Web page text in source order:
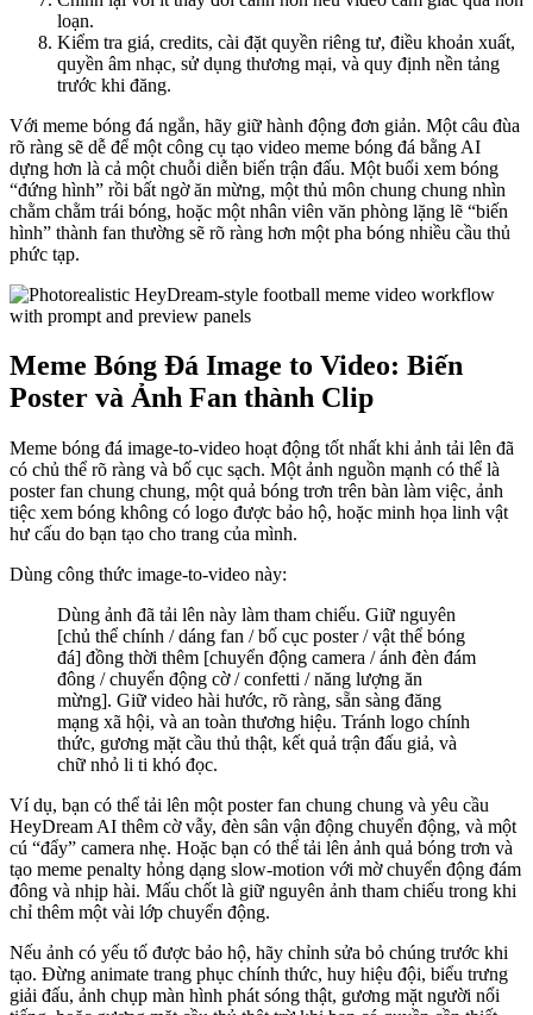
loạn.
Kiểm tra giá, credits, cài đặt quyền riêng tư, điều khoản xuất,
quyền âm nhạc, sử dụng thương mại, và quy định nền tảng
trước khi đăng.
Với meme bóng đá ngắn, hãy giữ hành động đơn giản. Một câu đùa
rõ ràng sẽ dễ để một công cụ tạo video meme bóng đá bằng AI
dựng hơn là cả một chuỗi diễn biến trận đấu. Một buổi xem bóng
“đứng hình” rồi bất ngờ ăn mừng, một thủ môn chung chung nhìn
chằm chằm trái bóng, hoặc một nhân viên văn phòng lặng lẽ “biến
hình” thành fan thường sẽ rõ ràng hơn một pha bóng nhiều cầu thủ
phức tạp.
Meme Bóng Đá Image to Video: Biến
Poster và Ảnh Fan thành Clip
Meme bóng đá image-to-video hoạt động tốt nhất khi ảnh tải lên đã
có chủ thể rõ ràng và bố cục sạch. Một ảnh nguồn mạnh có thể là
poster fan chung chung, một quả bóng trơn trên bàn làm việc, ảnh
tiệc xem bóng không có logo được bảo hộ, hoặc minh họa linh vật
hư cấu do bạn tạo cho trang của mình.
Dùng công thức image-to-video này:
Dùng ảnh đã tải lên này làm tham chiếu. Giữ nguyên
[chủ thể chính / dáng fan / bố cục poster / vật thể bóng
đá] đồng thời thêm [chuyển động camera / ánh đèn đám
đông / chuyển động cờ / confetti / năng lượng ăn
mừng]. Giữ video hài hước, rõ ràng, sẵn sàng đăng
mạng xã hội, và an toàn thương hiệu. Tránh logo chính
thức, gương mặt cầu thủ thật, kết quả trận đấu giả, và
chữ nhỏ li ti khó đọc.
Ví dụ, bạn có thể tải lên một poster fan chung chung và yêu cầu
HeyDream AI thêm cờ vẫy, đèn sân vận động chuyển động, và một
cú “đẩy” camera nhẹ. Hoặc bạn có thể tải lên ảnh quả bóng trơn và
tạo meme penalty hỏng dạng slow-motion với mờ chuyển động đám
đông và nhịp hài. Mấu chốt là giữ nguyên ảnh tham chiếu trong khi
chỉ thêm một vài lớp chuyển động.
Nếu ảnh có yếu tố được bảo hộ, hãy chỉnh sửa bỏ chúng trước khi
tạo. Đừng animate trang phục chính thức, huy hiệu đội, biểu trưng
giải đấu, ảnh chụp màn hình phát sóng thật, gương mặt người nổi